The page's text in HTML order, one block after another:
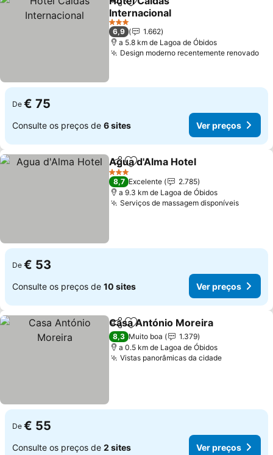
PartilharAdicionar aos favoritos
Internacional
3 Estrelas
6,9
1.662
a 5.8 km de Lagoa de Óbidos
Design moderno recentemente renovado
De € 75
Consulte os preços de 6 sites Ver preços
PartilharAdicionar aos favoritos
Agua d'Alma Hotel
3 Estrelas
8,7 Excelente
2.785
a 9.3 km de Lagoa de Óbidos
Serviços de massagem disponíveis
De € 53
Consulte os preços de 10 sites Ver preços
PartilharAdicionar aos favoritos
Casa António Moreira
8,3 Muito boa
1.379
a 0.5 km de Lagoa de Óbidos
Vistas panorâmicas da cidade
De € 55
Consulte os preços de 2 sites Ver preços